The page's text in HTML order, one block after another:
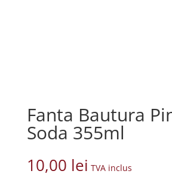
Fanta Bautura
Soda 355ml
10,00 lei TVA inclus